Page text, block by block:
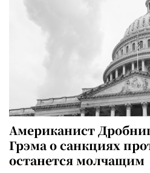
Американист
Грэма о санкциях
останется молчащим